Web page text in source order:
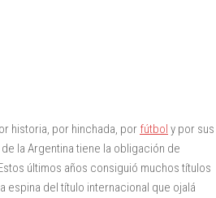
historia, por hinchada, por fútbol y por sus
la Argentina tiene la obligación de
últimos años consiguió muchos títulos
espina del título internacional que ojalá